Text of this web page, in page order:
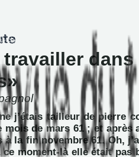
travailler dans
j’étais tailleur de pierre
mois de mars 61 ; et après
à la fin novembre 61. Oh,
ce moment-là elle était pas